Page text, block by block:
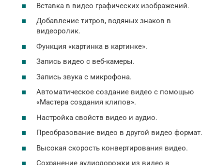
Вставка в видео графических изображений.
Добавление титров, водяных знаков в
видеоролик.
Функция «картинка в картинке».
Запись видео с веб-камеры.
Запись звука с микрофона.
Автоматическое создание видео с помощью
«Мастера создания клипов».
Настройка свойств видео и аудио.
Преобразование видео в другой видео формат.
Высокая скорость конвертирования видео.
Сохранение аудиодорожки из видео в